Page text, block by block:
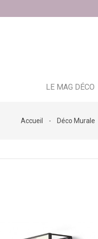
LE MAG DÉCO
Accueil Déco Murale